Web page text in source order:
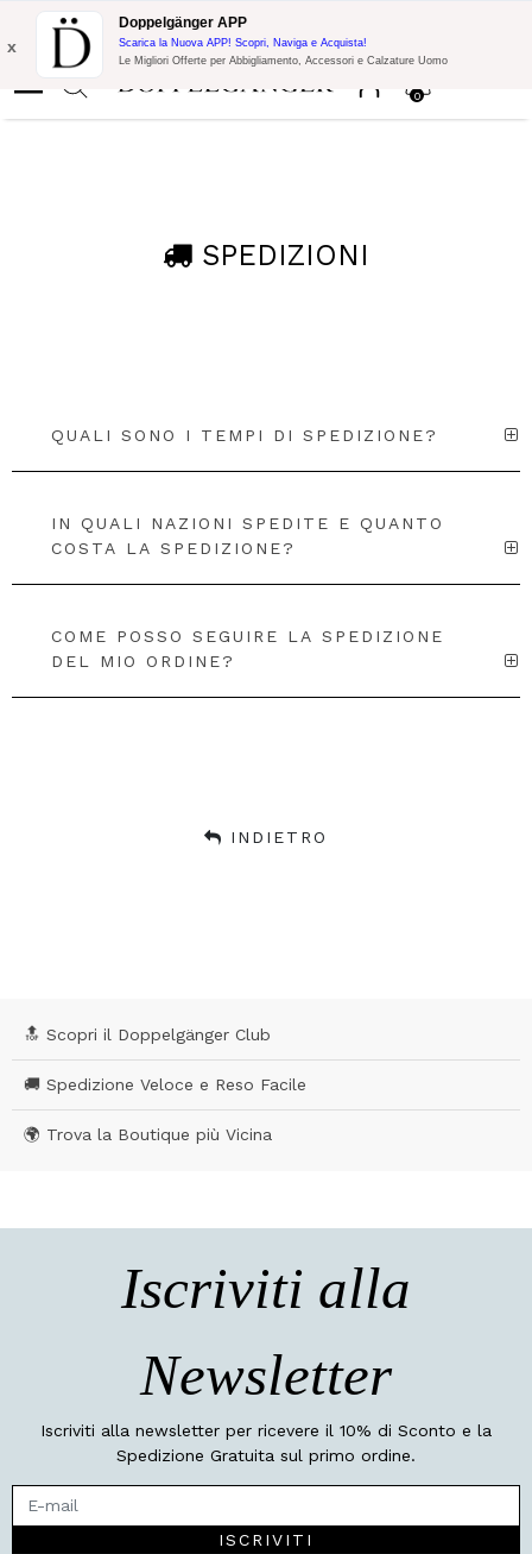
Promo Flash:
10% di Extra Sconto su 300€ di Acquisto con codice:
DOPPEL300
0
x
Doppelgänger APP
Scarica la Nuova APP! Scopri, Naviga e Acquista!
Le Migliori Offerte per Abbigliamento, Accessori e Calzature Uomo
SPEDIZIONI
QUALI SONO I TEMPI DI SPEDIZIONE?
IN QUALI NAZIONI SPEDITE E QUANTO
COSTA LA SPEDIZIONE?
COME POSSO SEGUIRE LA SPEDIZIONE
DEL MIO ORDINE?
INDIETRO
🔝 Scopri il Doppelgänger Club
🚚 Spedizione Veloce e Reso Facile
🌍 Trova la Boutique più Vicina
Iscriviti alla
Newsletter
Iscriviti alla newsletter per ricevere il 10% di Sconto e la
Spedizione Gratuita sul primo ordine.
ISCRIVITI